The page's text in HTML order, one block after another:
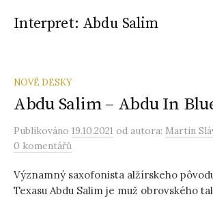
Interpret: Abdu Salim
NOVÉ DESKY
Abdu Salim – Abdu In
Publikováno 19.10.2021 od autora: Martin
0 komentářů
Významný saxofonista alžírskeho
Texasu Abdu Salim je muž obrovského